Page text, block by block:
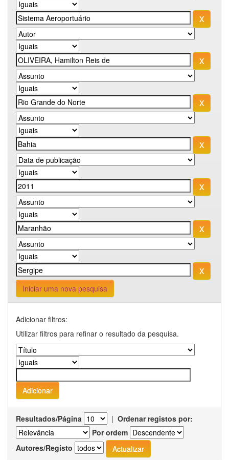
Iniciar uma nova pesquisa
Adicionar filtros:
Utilizar filtros para refinar o resultado da pesquisa.
Resultados/Página | Ordenar registos por:
Por ordem
Autores/Registo